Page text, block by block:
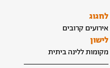
לחגוג
אירועים קרובים
לישון
מקומות ללינה ביתית